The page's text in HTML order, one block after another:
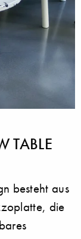
TABLE
besteht aus
die